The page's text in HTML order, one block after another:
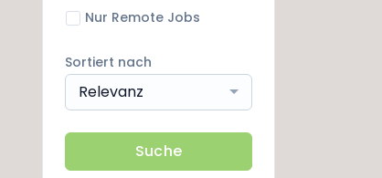
Nur Remote Jobs
Sortiert nach
Relevanz
Suche